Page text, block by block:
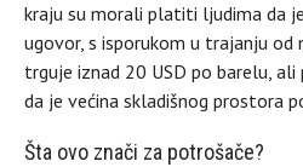
kraju su morali platiti ljudima da je
ugovor, s isporukom u trajanju od
trguje iznad 20 USD po barelu,
da je većina skladišnog prostora
Šta ovo znači za potrošače?